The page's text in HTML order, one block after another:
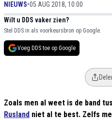
NIEUWS•05 AUG 2018, 10:00
Wilt u DDS vaker zien?
Stel DDS in als voorkeursbron op Google.
Voeg DDS toe op Google
Zoals men al weet is de band
Rusland niet al te best. Zelfs